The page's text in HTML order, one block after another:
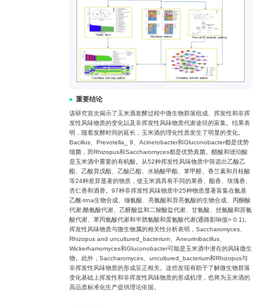
重要结论
该研究首次揭示了玉米酒发酵过程中微生物群落组成、挥发性和非挥
发性风味物质的变化以及非挥发性风味物质代谢途径的富集。结果表
明，随着发酵时间的延长，玉米酒的理化性质发生了明显的变化。
Bacillus、Prevotella_ 9、Acinetobacter和Gluconobacter都是优势
细菌，而Rhizopus和Saccharomyces都是优势真菌。醋酸和琥珀酸
是玉米酒中重要的有机酸。从52种挥发性风味物质中筛选出乙酸乙
酯、乙酸异戊酯、乙酸己酯、水杨酸甲酯、苯甲醛、香兰素和月桂酸
等24种差异显著的物质，使玉米酒具有不同的果香、酯香、玫瑰香、
杏仁香和酒香。97种非挥发性风味物质中25种物质显著富集在氨基
乙酰-trna生物合成、缬氨酸、亮氨酸和异亮氨酸的生物合成、丙酮酸
代谢;酪氨酸代谢、乙醛酸盐和二羧酸盐代谢、甘氨酸、丝氨酸和苏氨
酸代谢、苯丙氨酸代谢和半胱氨酸和蛋氨酸代谢(通路影响值> 0.1)。
挥发性风味物质与微生物属的相关性分析表明，Saccharomyces、
Rhizopus and uncultured_bacterium、Aneurinibacillus、
Wickerhamomyces和Gluconobacter可能是玉米酒中潜在的风味微生
物。此外，Saccharomyces、uncultured_bacterium和Rhizopus与
非挥发性风味物质的形成呈正相关。这些发现有助于了解微生物群落
变化基础上挥发性和非挥发性风味物质的形成机理，也将为玉米酒的
高品质标准化生产提供理论依据。